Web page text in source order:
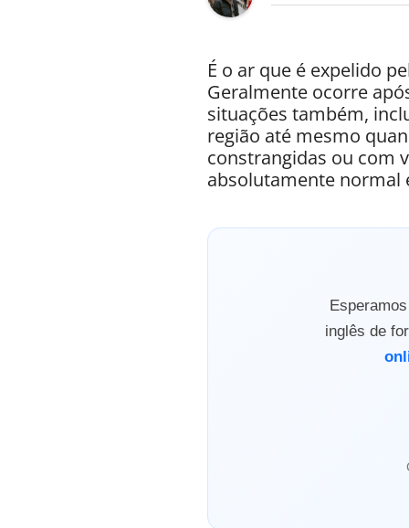
É o ar que é expelido
Geralmente ocorre
situações também,
região até mesmo
constrangidas ou com
absolutamente normal
inglês de